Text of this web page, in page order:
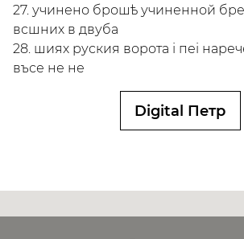
27. учинено брошѣ учиненной
всшних в двуба
28. шиях руския ворота i пеi
въсе не не
Digital Петр